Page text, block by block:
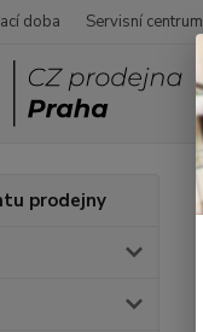
doba Servisní centrum
prodejny